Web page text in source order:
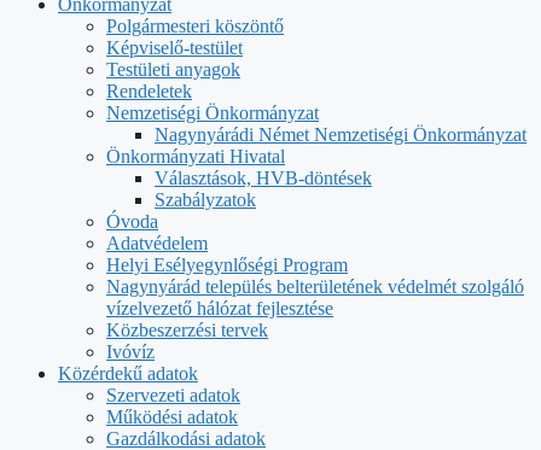
Önkormányzat
Polgármesteri köszöntő
Képviselő-testület
Testületi anyagok
Rendeletek
Nemzetiségi Önkormányzat
Nagynyárádi Német Nemzetiségi Önkormányzat
Önkormányzati Hivatal
Választások, HVB-döntések
Szabályzatok
Óvoda
Adatvédelem
Helyi Esélyegynlőségi Program
Nagynyárád település belterületének védelmét szolgáló
vízelvezető hálózat fejlesztése
Közbeszerzési tervek
Ivóvíz
Közérdekű adatok
Szervezeti adatok
Működési adatok
Gazdálkodási adatok